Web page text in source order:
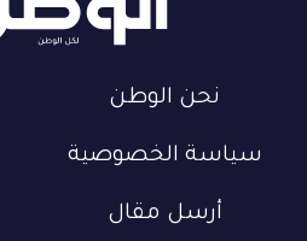
نحن الوطن
سياسة الخصوصية
أرسل مقال